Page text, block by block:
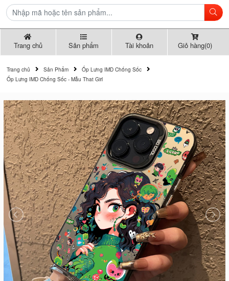
Trang chủ Sản phẩm Tài khoản Giỏ hàng(0)
Trang chủ Sản Phẩm
Ốp Lưng IMD Chống Sốc
Ốp Lưng IMD Chống Sốc - Mẫu That Girl